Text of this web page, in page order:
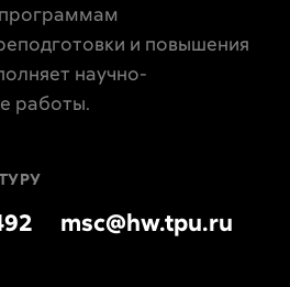
и повышения
научно-
работы.
msc@hw.tpu.ru